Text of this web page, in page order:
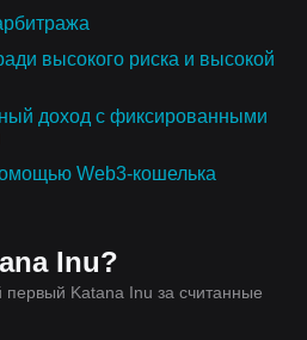
высокого риска и высокой
доход с фиксированными
Web3-кошелька
Inu?
первый Katana Inu за считанные